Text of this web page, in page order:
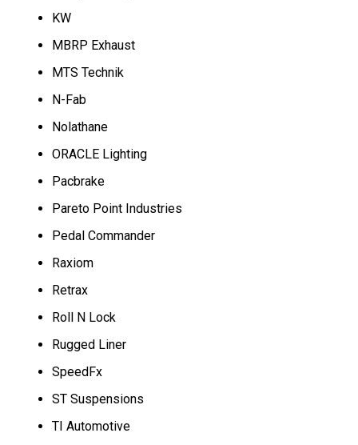
KW
MBRP Exhaust
MTS Technik
N-Fab
Nolathane
ORACLE Lighting
Pacbrake
Pareto Point Industries
Pedal Commander
Raxiom
Retrax
Roll N Lock
Rugged Liner
SpeedFx
ST Suspensions
TI Automotive